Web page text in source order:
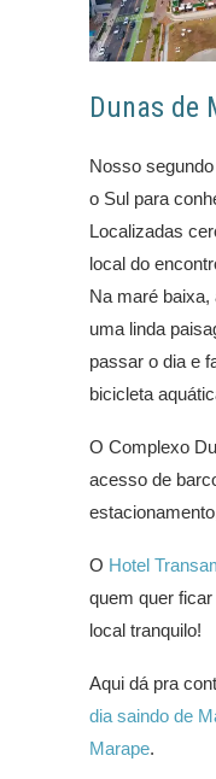
Dunas de
Nosso
o Sul para
Localizadas
local do
Na maré baixa,
uma linda
passar o dia e
bicicleta
O Complexo
acesso de
O Hotel
quem quer
local tranquilo!
Aqui dá pra
dia saindo de
Marape.